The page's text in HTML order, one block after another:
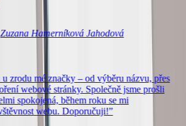
Zuzana Hamerníková Jahodová
zrodu mé značky – od výběru názvu, přes
webové stránky. Společně jsme prošli
spokojená, během roku se mi
webu. Doporučuji!”